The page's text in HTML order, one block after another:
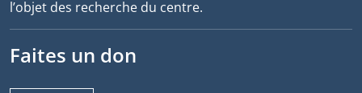
l’objet des recherche du centre.
Faites un don